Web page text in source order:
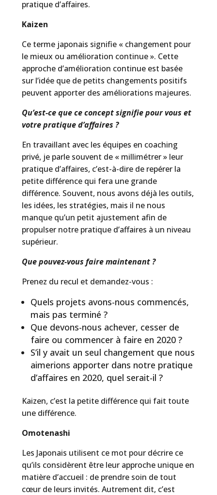
pratique d’affaires.
Kaizen
Ce terme japonais signifie « changement pour
le mieux ou amélioration continue ». Cette
approche d’amélioration continue est basée
sur l’idée que de petits changements positifs
peuvent apporter des améliorations majeures.
Qu’est-ce que ce concept signifie pour vous et
votre pratique d’affaires ?
En travaillant avec les équipes en coaching
privé, je parle souvent de « millimétrer » leur
pratique d’affaires, c’est-à-dire de repérer la
petite différence qui fera une grande
différence. Souvent, nous avons déjà les outils,
les idées, les stratégies, mais il ne nous
manque qu’un petit ajustement afin de
propulser notre pratique d’affaires à un niveau
supérieur.
Que pouvez-vous faire maintenant ?
Prenez du recul et demandez-vous :
Quels projets avons-nous commencés,
mais pas terminé ?
Que devons-nous achever, cesser de
faire ou commencer à faire en 2020 ?
S’il y avait un seul changement que nous
aimerions apporter dans notre pratique
d’affaires en 2020, quel serait-il ?
Kaizen, c’est la petite différence qui fait toute
une différence.
Omotenashi
Les Japonais utilisent ce mot pour décrire ce
qu’ils considèrent être leur approche unique en
matière d’accueil : de prendre soin de tout
cœur de leurs invités. Autrement dit, c’est